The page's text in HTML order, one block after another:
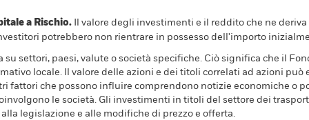
a Rischio. Il valore degli investimenti e il reddito che ne deriva
potrebbero non rientrare in possesso dell'importo
settori, paesi, valute o società specifiche. Ciò significa che il
locale. Il valore delle azioni e dei titoli correlati ad azioni
fattori che possono influire comprendono notizie economiche o
le società. Gli investimenti in titoli del settore dei
legislazione e alle modifiche di prezzo e offerta.